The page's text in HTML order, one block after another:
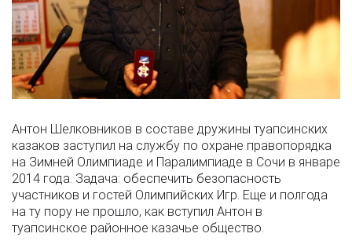
Антон Шелковников в составе дружины туапсинских
казаков заступил на службу по охране правопорядка
на Зимней Олимпиаде и Паралимпиаде в Сочи в январе
2014 года. Задача: обеспечить безопасность
участников и гостей Олимпийских Игр. Еще и полгода
на ту пору не прошло, как вступил Антон в
туапсинское районное казачье общество.